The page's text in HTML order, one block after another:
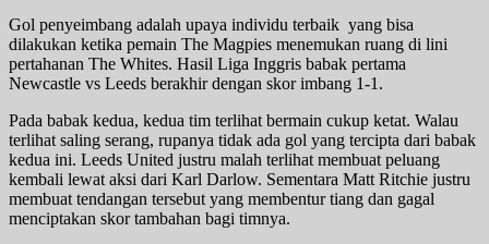
Gol penyeimbang adalah upaya individu terbaik yang bisa
dilakukan ketika pemain The Magpies menemukan ruang di lini
pertahanan The Whites. Hasil Liga Inggris babak pertama
Newcastle vs Leeds berakhir dengan skor imbang 1-1.
Pada babak kedua, kedua tim terlihat bermain cukup ketat. Walau
terlihat saling serang, rupanya tidak ada gol yang tercipta dari babak
kedua ini. Leeds United justru malah terlihat membuat peluang
kembali lewat aksi dari Karl Darlow. Sementara Matt Ritchie justru
membuat tendangan tersebut yang membentur tiang dan gagal
menciptakan skor tambahan bagi timnya.